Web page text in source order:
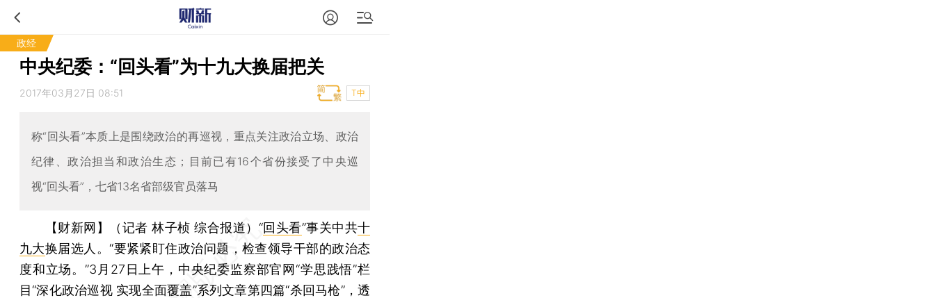
政经
中央纪委：“回头看”为十九大换届把关
2017年03月27日 08:51 T中
称“回头看”本质上是围绕政治的再巡视，重点关注政治立场、政治
纪律、政治担当和政治生态；目前已有16个省份接受了中央巡
视“回头看”，七省13名省部级官员落马
【财新网】（记者 林子桢 综合报道） “回头看”事关中共十
九大换届选人。“要紧紧盯住政治问题，检查领导干部的政治态
度和立场。”3月27日上午，中央纪委监察部官网“学思践悟”栏
目“深化政治巡视 实现全面覆盖”系列文章第四篇“杀回马枪”，透